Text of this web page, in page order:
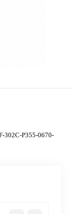
302C-P355-0670-